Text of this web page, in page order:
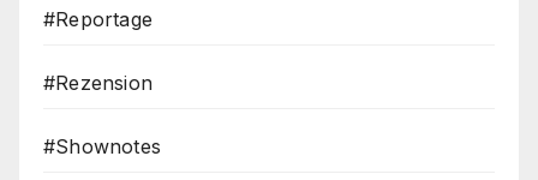
#Reportage
#Rezension
#Shownotes